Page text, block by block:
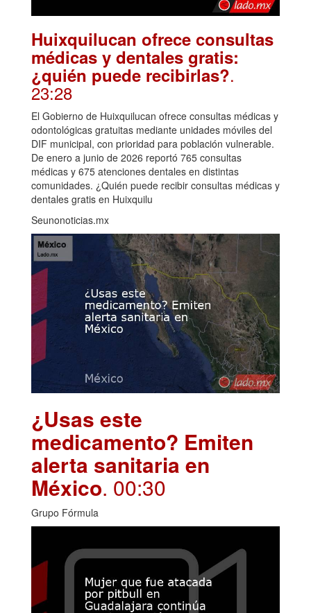
Huixquilucan ofrece consultas
médicas y dentales gratis:
¿quién puede recibirlas?.
23:28
El Gobierno de Huixquilucan ofrece consultas médicas y
odontológicas gratuitas mediante unidades móviles del
DIF municipal, con prioridad para población vulnerable.
De enero a junio de 2026 reportó 765 consultas
médicas y 675 atenciones dentales en distintas
comunidades. ¿Quién puede recibir consultas médicas y
dentales gratis en Huixquilu
Seunonoticias.mx
¿Usas este
medicamento? Emiten
alerta sanitaria en
México. 00:30
Grupo Fórmula